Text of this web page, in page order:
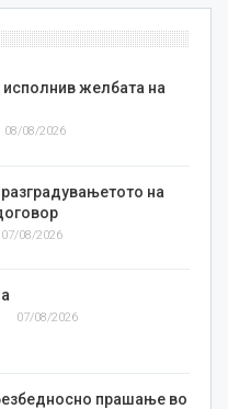
исполнив желбата на
08/08/2026
на
07/08/2026
07/08/2026
прашање во